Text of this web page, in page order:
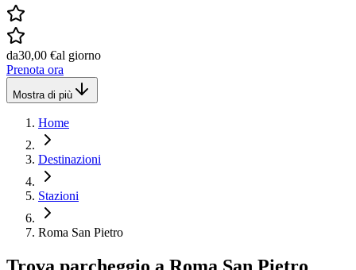
da30,00 €al giorno
Prenota ora
Mostra di più
Home
Destinazioni
Stazioni
Roma San Pietro